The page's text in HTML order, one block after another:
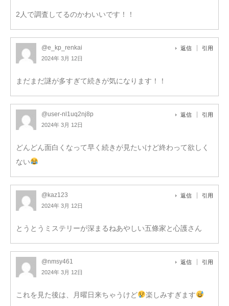
2人で調査してるのかわいいです！！
@e_kp_renkai
2024年 3月 12日
返信 引用
まだまだ謎が多すぎて続きが気になります！！
@user-nl1uq2nj8p
2024年 3月 12日
返信 引用
どんどん面白くなって早く続きが見たいけど終わって欲しく
ない
@kaz123
2024年 3月 12日
返信 引用
とうとうミステリーが深まるねあやしい五條家と心護さん
@nmsy461
2024年 3月 12日
返信 引用
これを見た後は、月曜日来ちゃうけど 楽しみすぎます